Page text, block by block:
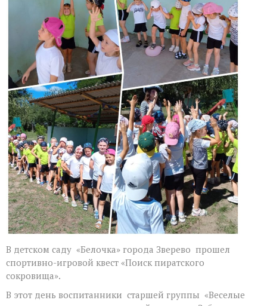
участие
в
спортивно-
игровом
квесте
В детском саду «Белочка» города Зверево прошел
спортивно-игровой квест «Поиск пиратского
сокровища».
В этот день воспитанники старшей группы «Веселые